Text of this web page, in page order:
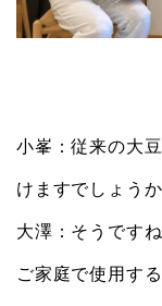
小峯：従来の大
けますでしょうか
大澤：そうです
ご家庭で使用す